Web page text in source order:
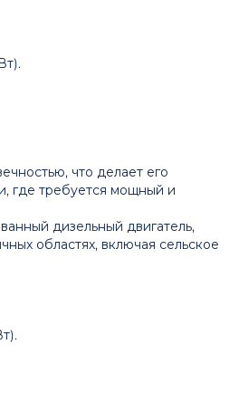
что делает его
где требуется мощный и
дизельный двигатель,
областях, включая сельское